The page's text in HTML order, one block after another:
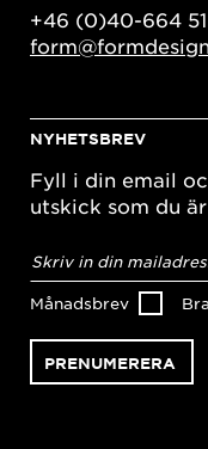
+46 (0)40-664
NYHETSBREV
Fyll i din email
utskick som du
postadress*
Månadsbrev